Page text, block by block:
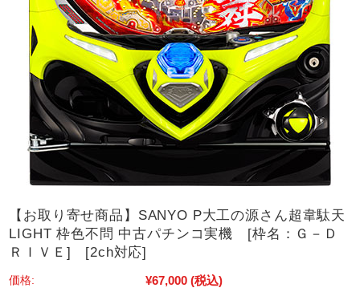
【お取り寄せ商品】SANYO P大工の源さん超韋駄天
LIGHT 枠色不問 中古パチンコ実機 [枠名：Ｇ－Ｄ
ＲＩＶＥ] [2ch対応]
価格: ¥67,000 (税込)